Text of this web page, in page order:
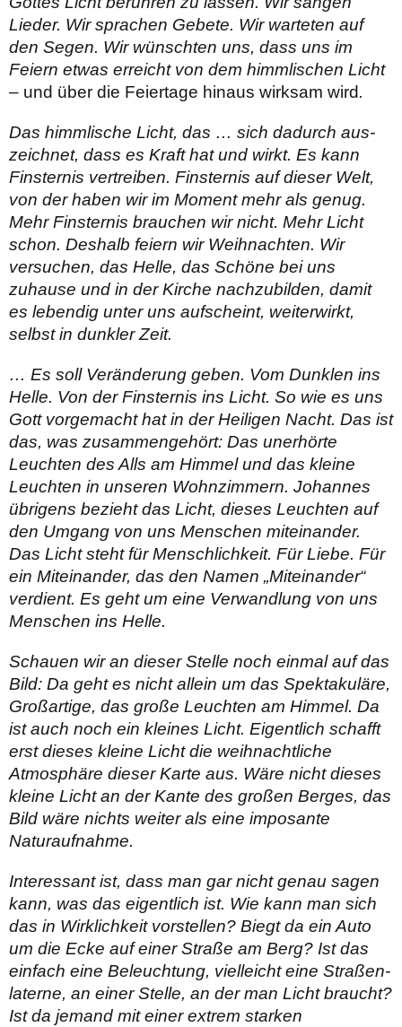
Lieder. Wir sprachen Gebete. Wir warteten auf
den Segen. Wir wünschten uns, dass uns im
Feiern etwas erreicht von dem himmlischen Licht
– und über die Feiertage hinaus wirksam wird.
Das himm­lische Licht, das … sich dadurch aus­
zeichnet, dass es Kraft hat und wirkt. Es kann
Finsternis ver­treiben. Finsternis auf dieser Welt,
von der haben wir im Moment mehr als genug.
Mehr Finsternis brauchen wir nicht. Mehr Licht
schon. Deshalb feiern wir Weihnachten. Wir
versuchen, das Helle, das Schöne bei uns
zuhause und in der Kirche nachzubilden, damit
es lebendig unter uns auf­scheint, weiterwirkt,
selbst in dunkler Zeit.
… Es soll Veränderung geben. Vom Dunklen ins
Helle. Von der Finsternis ins Licht. So wie es uns
Gott vorgemacht hat in der Heiligen Nacht. Das ist
das, was zusammengehört: Das uner­hörte
Leuchten des Alls am Himmel und das kleine
Leuchten in unseren Wohnzimmern. Johannes
übrigens bezieht das Licht, dieses Leuchten auf
den Umgang von uns Menschen miteinander.
Das Licht steht für Menschlichkeit. Für Liebe. Für
ein Miteinander, das den Namen „Miteinander“
verdient. Es geht um eine Verwandlung von uns
Menschen ins Helle.
Schauen wir an dieser Stelle noch einmal auf das
Bild: Da geht es nicht allein um das Spektakuläre,
Großartige, das große Leuchten am Himmel. Da
ist auch noch ein kleines Licht. Eigentlich schafft
erst dieses kleine Licht die weihnachtliche
Atmosphäre dieser Karte aus. Wäre nicht dieses
kleine Licht an der Kante des großen Berges, das
Bild wäre nichts weiter als eine imposante
Naturaufnahme.
Interessant ist, dass man gar nicht genau sagen
kann, was das eigentlich ist. Wie kann man sich
das in Wirklichkeit vorstellen? Biegt da ein Auto
um die Ecke auf einer Straße am Berg? Ist das
einfach eine Beleuchtung, vielleicht eine Straßen­
laterne, an einer Stelle, an der man Licht braucht?
Ist da jemand mit einer extrem starken